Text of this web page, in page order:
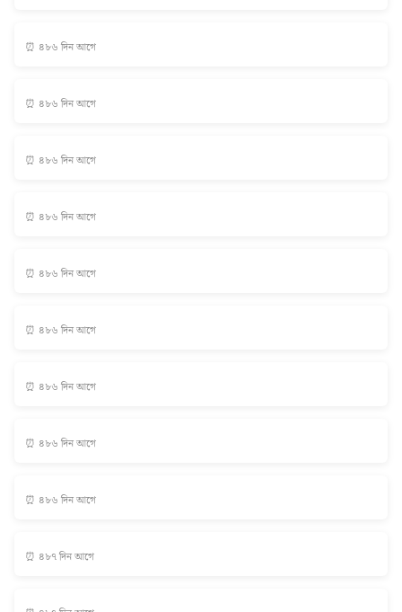
⏰ ৪৮৬ দিন আগে
⏰ ৪৮৬ দিন আগে
⏰ ৪৮৬ দিন আগে
⏰ ৪৮৬ দিন আগে
⏰ ৪৮৬ দিন আগে
⏰ ৪৮৬ দিন আগে
⏰ ৪৮৬ দিন আগে
⏰ ৪৮৬ দিন আগে
⏰ ৪৮৬ দিন আগে
⏰ ৪৮৭ দিন আগে